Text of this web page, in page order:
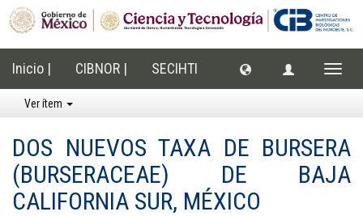
Inicio | CIBNOR | SECIHTI
Ver ítem
DOS NUEVOS TAXA DE BURSERA
(BURSERACEAE) DE BAJA
CALIFORNIA SUR, MÉXICO